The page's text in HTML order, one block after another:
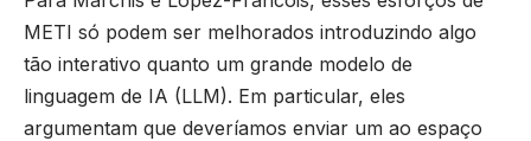
METI só podem ser melhorados introduzindo algo
tão interativo quanto um grande modelo de
linguagem de IA (LLM). Em particular, eles
argumentam que deveríamos enviar um ao espaço